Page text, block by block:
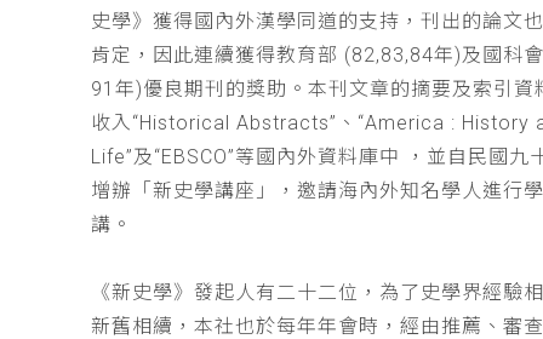
史學》獲得國內外漢學同道的支持，刊出的論文
肯定，因此連續獲得教育部 (82,83,84年)及國科
91年)優良期刊的獎助。本刊文章的摘要及索引資
收入“Historical Abstracts”、“America : History
Life”及“EBSCO”等國內外資料庫中 ，並自民國九
增辦「新史學講座」，邀請海內外知名學人進行
講。
《新史學》發起人有二十二位，為了史學界經驗
新舊相續，本社也於每年年會時，經由推薦、審